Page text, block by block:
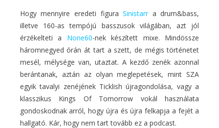
Hogy mennyire eredeti figuraSinistarra drum&bass,
illetve 160-as tempójú basszusok világában, azt jól
érzékelteti a None60-nek készített mixe. Mindössze
háromnegyed órán át tart a szett, de mégis történetet
mesél, mélysége van, utaztat. A kezdő zenék azonnal
berántanak, aztán az olyan meglepetések, mint SZA
egyik tavalyi zenéjének Ticklish újragondolása, vagy a
klasszikus Kings Of Tomorrow vokál használata
gondoskodnak arról, hogy újra és újra felkapja a fejét a
hallgató. Kár, hogy nem tart tovább ez a podcast.